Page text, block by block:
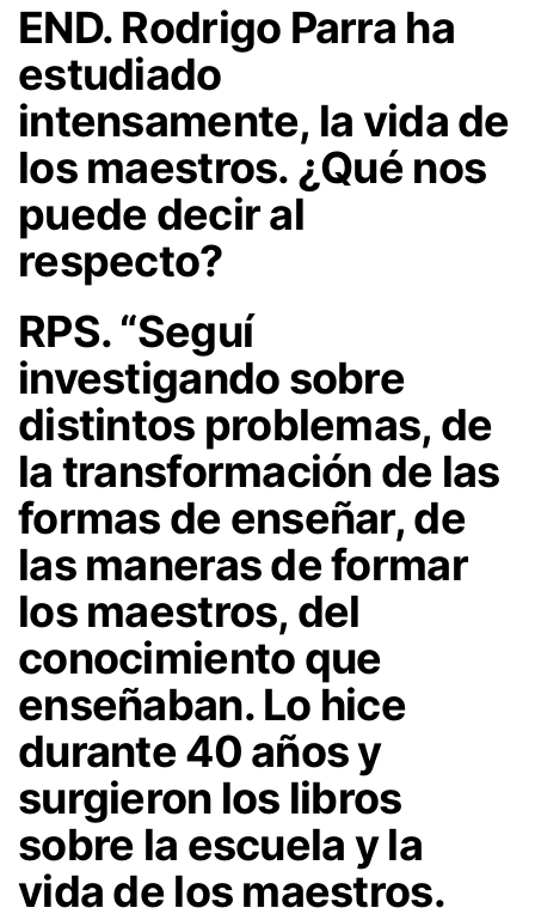
END. Rodrigo Parra ha
estudiado
intensamente, la vida de
los maestros. ¿Qué nos
puede decir al
respecto?
RPS. “Seguí
investigando sobre
distintos problemas, de
la transformación de las
formas de enseñar, de
las maneras de formar
los maestros, del
conocimiento que
enseñaban. Lo hice
durante 40 años y
surgieron los libros
sobre la escuela y la
vida de los maestros.